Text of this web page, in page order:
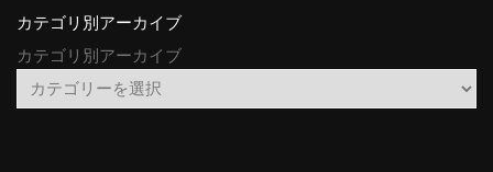
カテゴリ別アーカイブ
カテゴリ別アーカイブ